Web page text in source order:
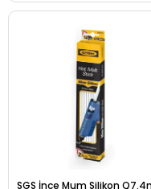
SGS İnce Mum Silikon